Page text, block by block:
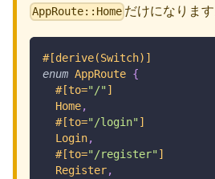
AppRoute::Home だけになります
#[derive(Switch)]
enum AppRoute {
#[to="/" ]
Home,
#[to="/login" ]
Login,
#[to="/register" ]
Register,